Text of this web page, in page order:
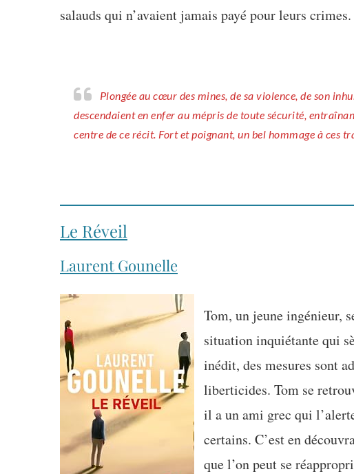
salauds qui n’avaient jamais payé pour leurs crimes.
Plongée au cœur des mines, de sa violence, de son inhumanité, du quotidien de ces Gueules Noires qui
descendaient en enfer au mépris de toute sécurité,
centre de ce récit. Fort et poignant, un bel hommage à ces
Le Réveil
Laurent Gounelle
Tom, un jeune ingénieur,
situation inquiétante qui
inédit, des mesures sont
liberticides. Tom se
il a un ami grec qui
certains. C’est en
que l’on peut se